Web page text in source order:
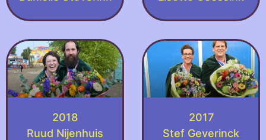
2018
Ruud Nijenhuis
2017
Stef Geverinck